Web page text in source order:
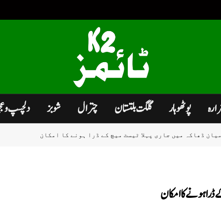
پوٹھوہار گلگت بلتستان چترال شوبز دلچسپ و
ڈھاکہ میں جاری پہلا ٹیسٹ میچ کے ڈرا ہونے کا امکان
ہونے کا امکان